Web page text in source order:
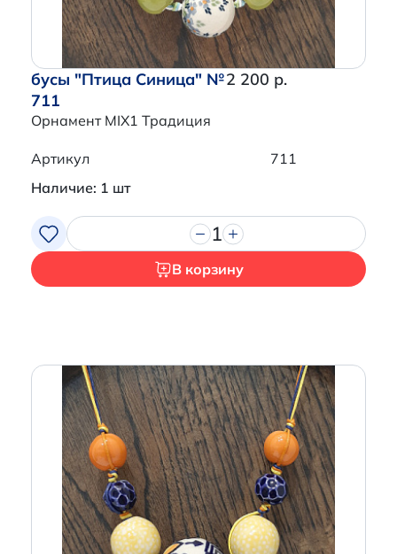
бусы "Птица Синица" №
711
Орнамент MIX1 Традиция
2 200 р.
Артикул
711
Наличие: 1 шт
1
В корзину